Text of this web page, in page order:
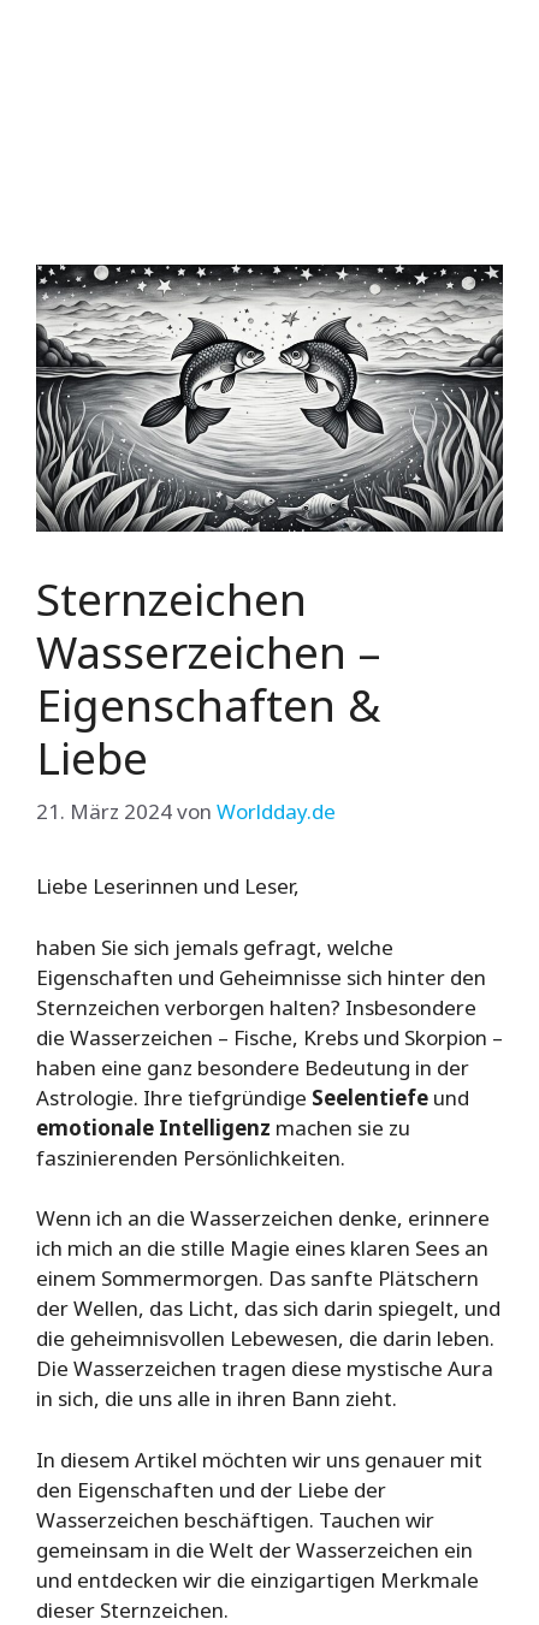
Sternzeichen
Wasserzeichen –
Eigenschaften &
Liebe
21. März 2024von Worldday.de
Liebe Leserinnen und Leser,
haben Sie sich jemals gefragt, welche
Eigenschaften und Geheimnisse sich hinter den
Sternzeichen verborgen halten? Insbesondere
die Wasserzeichen – Fische, Krebs und Skorpion –
haben eine ganz besondere Bedeutung in der
Astrologie. Ihre tiefgründige Seelentiefe und
emotionale Intelligenz machen sie zu
faszinierenden Persönlichkeiten.
Wenn ich an die Wasserzeichen denke, erinnere
ich mich an die stille Magie eines klaren Sees an
einem Sommermorgen. Das sanfte Plätschern
der Wellen, das Licht, das sich darin spiegelt, und
die geheimnisvollen Lebewesen, die darin leben.
Die Wasserzeichen tragen diese mystische Aura
in sich, die uns alle in ihren Bann zieht.
In diesem Artikel möchten wir uns genauer mit
den Eigenschaften und der Liebe der
Wasserzeichen beschäftigen. Tauchen wir
gemeinsam in die Welt der Wasserzeichen ein
und entdecken wir die einzigartigen Merkmale
dieser Sternzeichen.